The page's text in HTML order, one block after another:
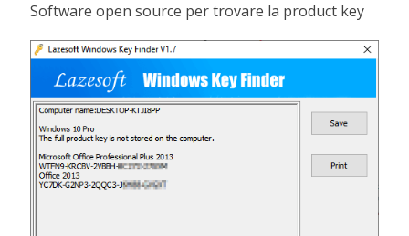
Software open source per trovare la product key